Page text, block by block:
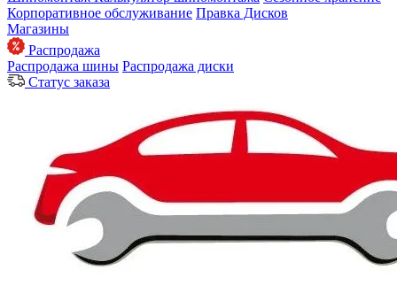
Корпоративное обслуживание Правка Дисков
Магазины
Распродажа
Распродажа шины Распродажа диски
Статус заказа